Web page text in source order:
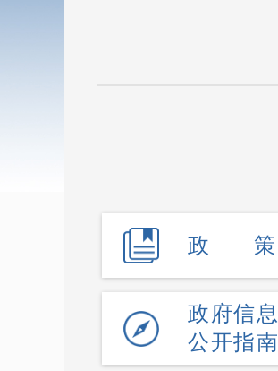
政策
政府信息
公开指南